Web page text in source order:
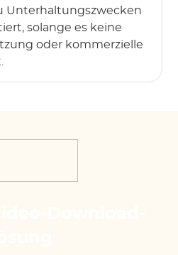
Unterhaltungszwecken
solange es keine
oder kommerzielle